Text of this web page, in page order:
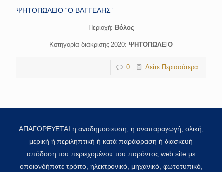
ΨΗΤΟΠΩΛΕΙΟ “Ο ΒΑΓΓΕΛΗΣ”
Περιοχή: Βόλος
Κατηγορία διάκρισης 2020: ΨΗΤΟΠΩΛΕΙΟ
0 Δείτε Περισσότερα
ΑΠΑΓΟΡΕΥΕΤΑΙ η αναδημοσίευση, η αναπαραγωγή, ολική,
μερική ή περιληπτική ή κατά παράφραση ή διασκευή
απόδοση του περιεχομένου του παρόντος web site με
οποιονδήποτε τρόπο, ηλεκτρονικό, μηχανικό, φωτοτυπικό,